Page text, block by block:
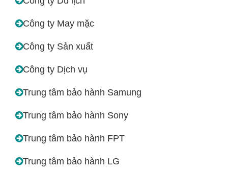
Công ty May mặc
Công ty Sản xuất
Công ty Dịch vụ
Trung tâm bảo hành Samung
Trung tâm bảo hành Sony
Trung tâm bảo hành FPT
Trung tâm bảo hành LG